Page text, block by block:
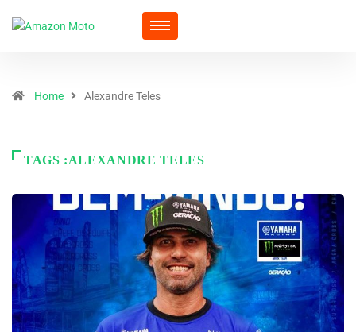
Home Alexandre Teles
TAGS :ALEXANDRE TELES